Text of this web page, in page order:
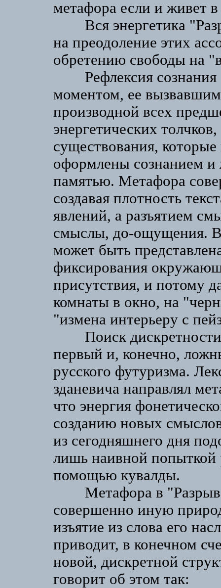
метафора если и живет
Вся энергетика
на преодоление этих
обретению свободы на
Рефлексия сознания
моментом, ее
производной всех
энергетических
существования, которые
оформлены сознанием
памятью. Метафора
создавая плотность
явлений, а разъятием
смыслы, до-ощущения. В
может быть
фиксирования
присутствия, и потому
комнаты в окно, на
"измена интерьеру с
Поиск дискретности
первый и, конечно,
русского футуризма.
зданевича направлял
что энергия
созданию новых
из сегодняшнего дня
лишь наивной попыткой
помощью кувалды.
Метафора в "Разрыве
совершенно иную
изъятие из слова его
приводит, в конечном
новой, дискретной
говорит об этом так: